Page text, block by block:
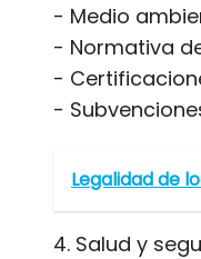
- Medio
- Normativa
-
-
Legalidad de
4. Salud y